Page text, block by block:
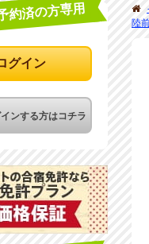
陸
約済の方専用
グイン
ンする方はコチラ